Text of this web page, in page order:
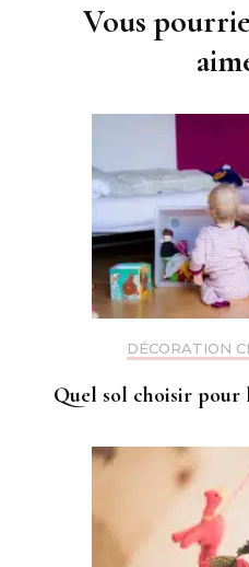
Vous
DÉCORATION
Quel sol choisir pour